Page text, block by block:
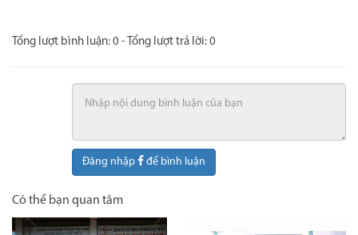
Tổng lượt bình luận: 0 - Tổng lượt trả lời: 0
Đăng nhập để bình luận
Có thể bạn quan tâm